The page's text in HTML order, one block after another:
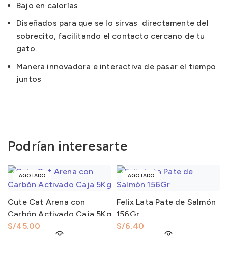
Bajo en calorías
Diseñados para que se lo sirvas directamente del
sobrecito, facilitando el contacto cercano de tu
gato.
Manera innovadora e interactiva de pasar el tiempo
juntos
Podrían interesarte
AGOTADO
Cute Cat Arena con
Carbón Activado Caja 5Kg
S/
AGOTADO
Felix Lata Pate de Salmón
156Gr
S/